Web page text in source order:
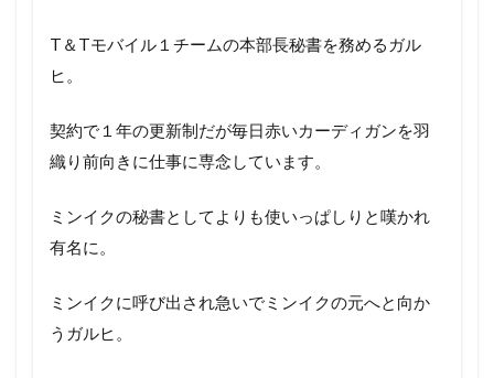
T＆Tモバイル１チームの本部長秘書を務めるガル
ヒ。
契約で１年の更新制だが毎日赤いカーディガンを羽
織り前向きに仕事に専念しています。
ミンイクの秘書としてよりも使いっぱしりと嘆かれ
有名に。
ミンイクに呼び出され急いでミンイクの元へと向か
うガルヒ。